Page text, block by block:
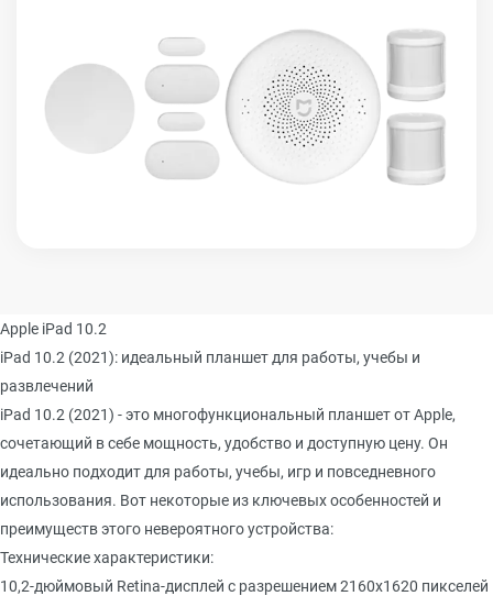
Apple iPad 10.2
iPad 10.2 (2021): идеальный планшет для работы, учебы и
развлечений
iPad 10.2 (2021) - это многофункциональный планшет от Apple,
сочетающий в себе мощность, удобство и доступную цену. Он
идеально подходит для работы, учебы, игр и повседневного
использования. Вот некоторые из ключевых особенностей и
преимуществ этого невероятного устройства:
Технические характеристики:
10,2-дюймовый Retina-дисплей с разрешением 2160x1620 пикселей